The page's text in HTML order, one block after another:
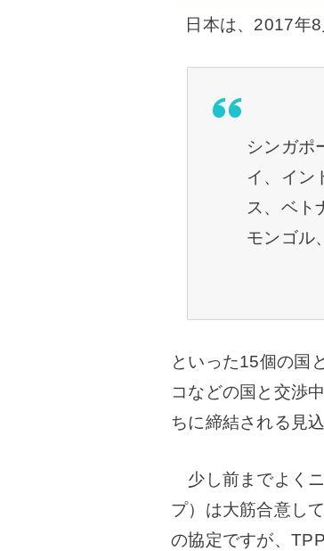
日本は、2017年8
シンガポ
イ、イン
ス、ベト
モンゴル
といった15個の国
コなどの国と交渉中
ちに締結される見込
少し前までよく
プ）は大筋合意し
の協定ですが、